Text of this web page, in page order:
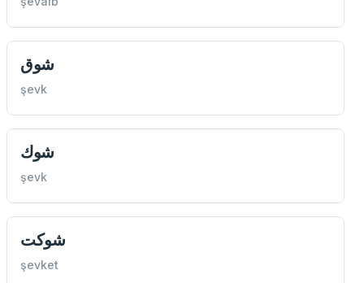
شوق
şevk
شوك
şevk
شوكت
şevket